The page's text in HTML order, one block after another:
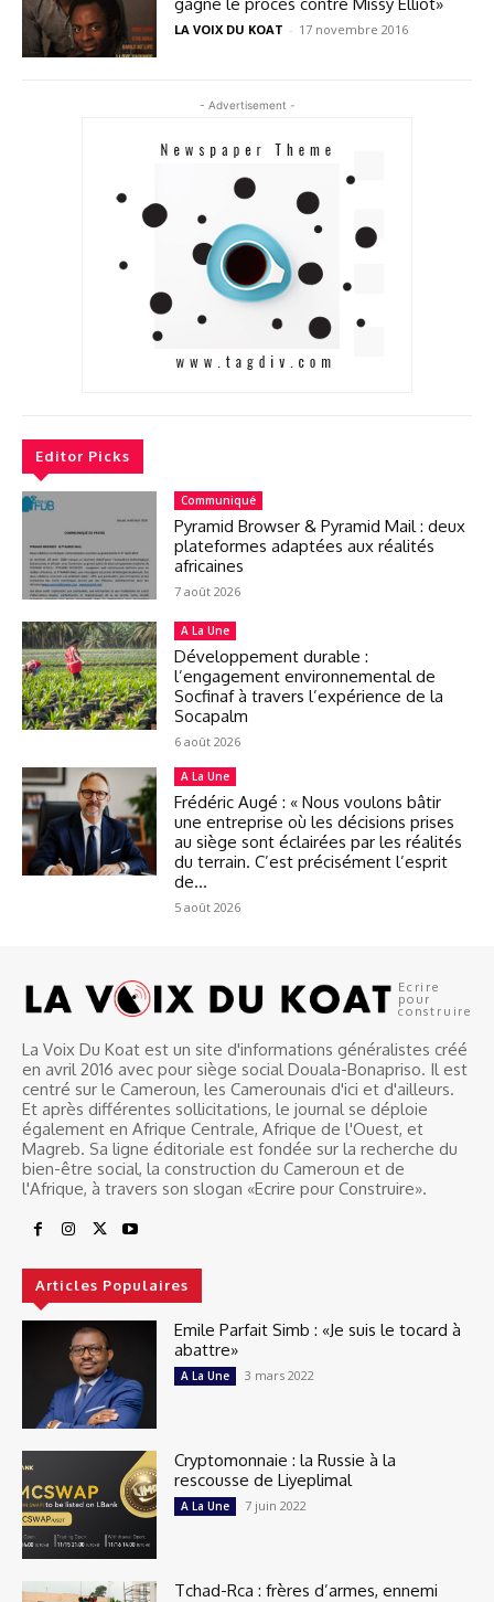
gagné le procès contre Missy Elliot»
LA VOIX DU KOAT - 17 novembre 2016
- Advertisement -
Editor Picks
Communiqué
Pyramid Browser & Pyramid Mail : deux
plateformes adaptées aux réalités
africaines
7 août 2026
A La Une
Développement durable :
l’engagement environnemental de
Socfinaf à travers l’expérience de la
Socapalm
6 août 2026
A La Une
Frédéric Augé : « Nous voulons bâtir
une entreprise où les décisions prises
au siège sont éclairées par les réalités
du terrain. C’est précisément l’esprit
de...
5 août 2026
Ecrire
pour
construire
La Voix Du Koat est un site d'informations généralistes créé
en avril 2016 avec pour siège social Douala-Bonapriso. Il est
centré sur le Cameroun, les Camerounais d'ici et d'ailleurs.
Et après différentes sollicitations, le journal se déploie
également en Afrique Centrale, Afrique de l'Ouest, et
Magreb. Sa ligne éditoriale est fondée sur la recherche du
bien-être social, la construction du Cameroun et de
l'Afrique, à travers son slogan «Ecrire pour Construire».
Articles Populaires
Emile Parfait Simb : «Je suis le tocard à
abattre»
A La Une 3 mars 2022
Cryptomonnaie : la Russie à la
rescousse de Liyeplimal
A La Une 7 juin 2022
Tchad-Rca : frères d’armes, ennemi